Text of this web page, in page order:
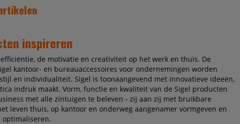
inspireren
de motivatie en creativiteit op het werk en thuis. De
kantoor- en bureauaccessoires voor ondernemingen worden
en individualiteit. Sigel is toonaangevend met innovatieve ideeën,
indruk maakt. Vorm, functie en kwaliteit van de Sigel producten
met alle zintuigen te beleven - zij aan zij met bruikbare
leven thuis, op kantoor en onderweg aangenamer vormgeven en
optimaliseren.